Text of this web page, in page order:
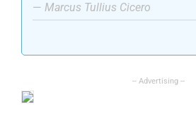
— Marcus Tullius Cicero